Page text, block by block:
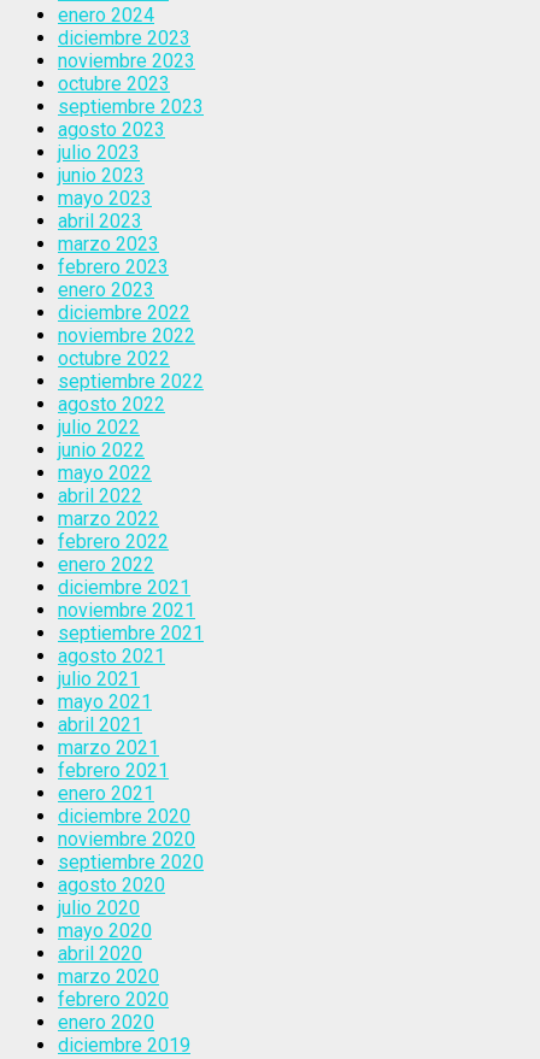
enero 2024
diciembre 2023
noviembre 2023
octubre 2023
septiembre 2023
agosto 2023
julio 2023
junio 2023
mayo 2023
abril 2023
marzo 2023
febrero 2023
enero 2023
diciembre 2022
noviembre 2022
octubre 2022
septiembre 2022
agosto 2022
julio 2022
junio 2022
mayo 2022
abril 2022
marzo 2022
febrero 2022
enero 2022
diciembre 2021
noviembre 2021
septiembre 2021
agosto 2021
julio 2021
mayo 2021
abril 2021
marzo 2021
febrero 2021
enero 2021
diciembre 2020
noviembre 2020
septiembre 2020
agosto 2020
julio 2020
mayo 2020
abril 2020
marzo 2020
febrero 2020
enero 2020
diciembre 2019